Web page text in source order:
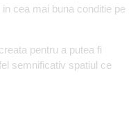
cea mai buna conditie pe
pentru a putea fi
semnificativ spatiul ce